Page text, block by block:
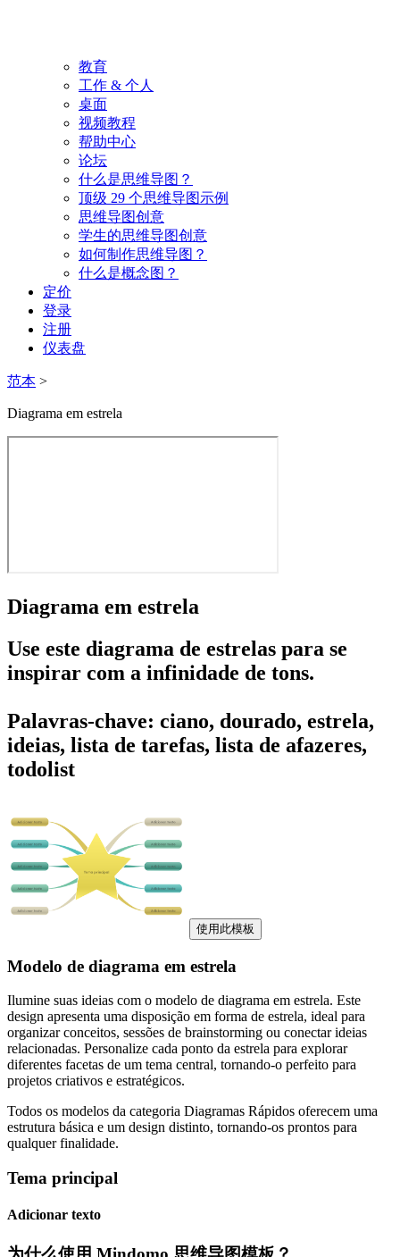
教育
工作 & 个人
桌面
视频教程
帮助中心
论坛
什么是思维导图？
顶级 29 个思维导图示例
思维导图创意
学生的思维导图创意
如何制作思维导图？
什么是概念图？
定价
登录
注册
仪表盘
范本 >
Diagrama em estrela
Diagrama em estrela
Use este diagrama de estrelas para se
inspirar com a infinidade de tons.
Palavras-chave: ciano, dourado, estrela,
ideias, lista de tarefas, lista de afazeres,
todolist
使用此模板
Modelo de diagrama em estrela
Ilumine suas ideias com o modelo de diagrama em estrela. Este
design apresenta uma disposição em forma de estrela, ideal para
organizar conceitos, sessões de brainstorming ou conectar ideias
relacionadas. Personalize cada ponto da estrela para explorar
diferentes facetas de um tema central, tornando-o perfeito para
projetos criativos e estratégicos.
Todos os modelos da categoria Diagramas Rápidos oferecem uma
estrutura básica e um design distinto, tornando-os prontos para
qualquer finalidade.
Tema principal
Adicionar texto